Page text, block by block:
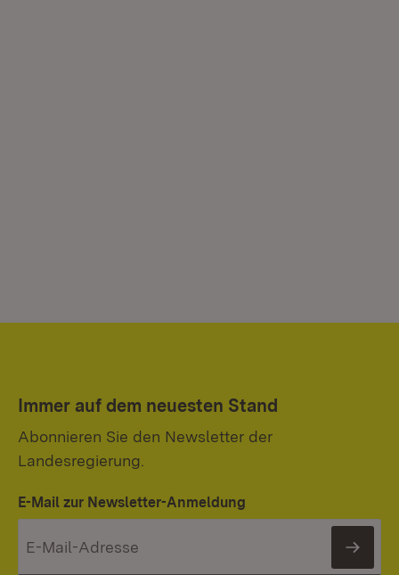
Immer auf dem neuesten Stand
Abonnieren Sie den Newsletter der
Landesregierung.
E-Mail zur Newsletter-Anmeldung